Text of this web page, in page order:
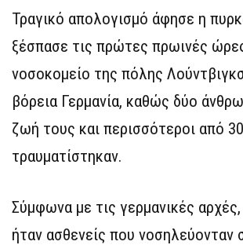
Τραγικό απολογισμό άφησε η
ξέσπασε τις πρώτες πρωινές
νοσοκομείο της πόλης
βόρεια Γερμανία, καθώς δύο
ζωή τους και περισσότεροι από 30
τραυματίστηκαν.
Σύμφωνα με τις γερμανικές
ήταν ασθενείς που νοσηλεύονταν